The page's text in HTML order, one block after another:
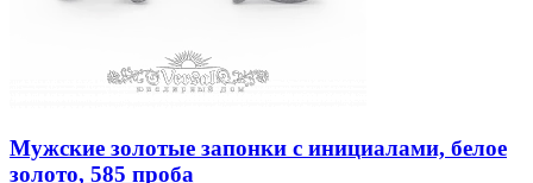
Мужские золотые запонки с инициалами, белое
золото, 585 проба